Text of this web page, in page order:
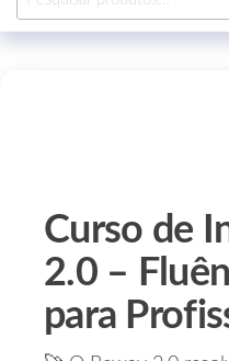
Curso de
2.0 –
para